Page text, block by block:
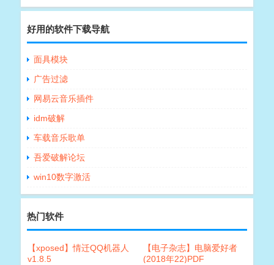
好用的软件下载导航
面具模块
广告过滤
网易云音乐插件
idm破解
车载音乐歌单
吾爱破解论坛
win10数字激活
热门软件
【xposed】情迁QQ机器人
v1.8.5
【电子杂志】电脑爱好者
(2018年22)PDF